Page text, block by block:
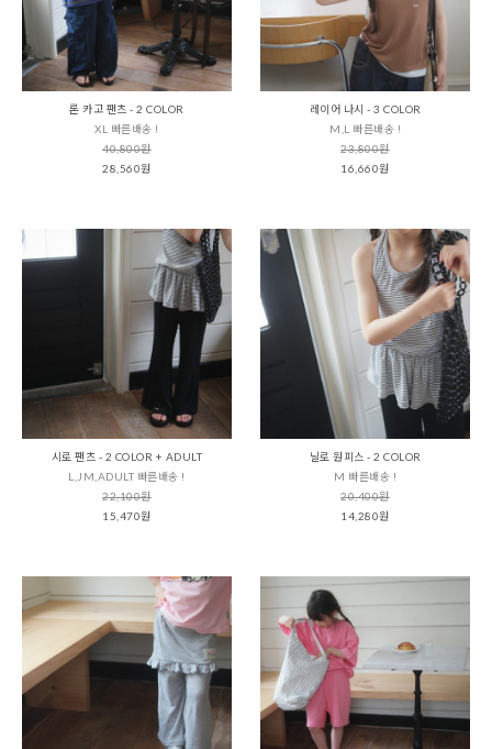
론 카고 팬츠 - 2 COLOR
XL 빠른배송 !
40,800원
28,560원
레이어 나시 - 3 COLOR
M,L 빠른배송 !
23,800원
16,660원
시로 팬츠 - 2 COLOR + ADULT
L,JM,ADULT 빠른배송 !
22,100원
15,470원
닐로 원피스 - 2 COLOR
M 빠른배송 !
20,400원
14,280원